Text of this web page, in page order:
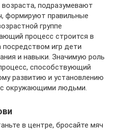
подразумевают
формируют правильные
группе
процесс строится в
игр дети
и навыки. Значимую роль
способствующий
развитию и установлению
окружающими людьми.
в центре, бросайте мяч